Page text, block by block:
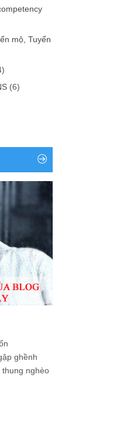
mộ, Tuyển
(6)
ghềnh
thung nghèo